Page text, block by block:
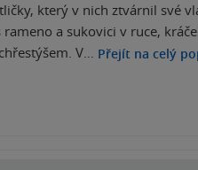
který v nich ztvárnil své
a sukovici v ruce,
V… Přejít na celý